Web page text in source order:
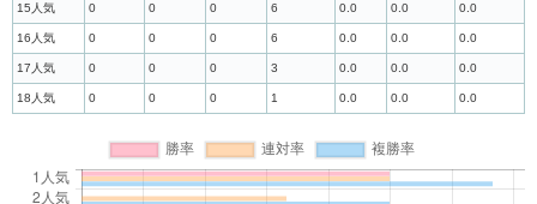
15人気 0 0 0 6 0.0 0.0 0.0
16人気 0 0 0 6 0.0 0.0 0.0
17人気 0 0 0 3 0.0 0.0 0.0
18人気 0 0 0 1 0.0 0.0 0.0